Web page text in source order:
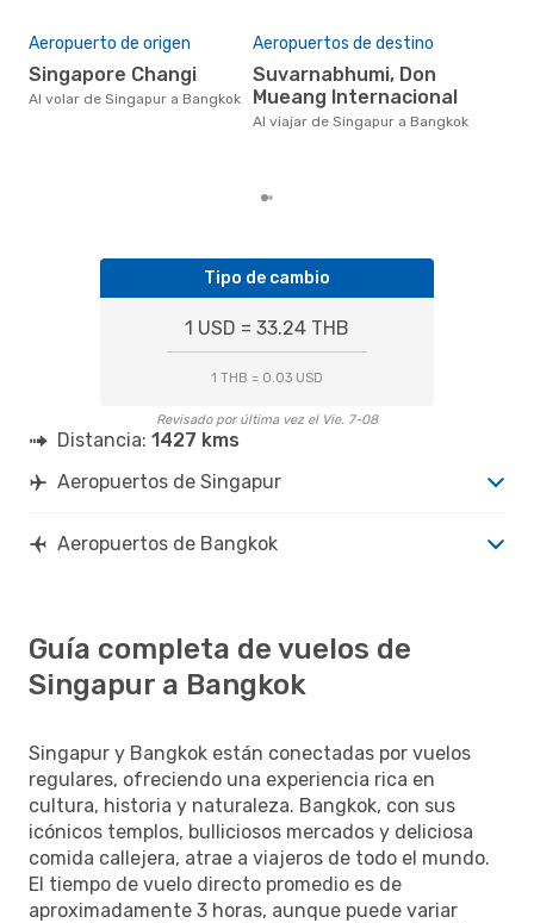
Aeropuerto de origen
Singapore Changi
Al volar de Singapur a Bangkok
Aeropuertos de destino
Suvarnabhumi, Don
Mueang Internacional
Al viajar de Singapur a Bangkok
Tipo de cambio
1 USD = 33.24 THB
1 THB = 0.03 USD
Revisado por última vez el Vie. 7-08
Distancia: 1427 kms
Aeropuertos de Singapur
Aeropuertos de Bangkok
Guía completa de vuelos de
Singapur a Bangkok
Singapur y Bangkok están conectadas por vuelos
regulares, ofreciendo una experiencia rica en
cultura, historia y naturaleza. Bangkok, con sus
icónicos templos, bulliciosos mercados y deliciosa
comida callejera, atrae a viajeros de todo el mundo.
El tiempo de vuelo directo promedio es de
aproximadamente 3 horas, aunque puede variar